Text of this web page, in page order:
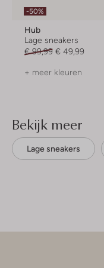
-50%
Hub
Lage sneakers
€ 99,99 € 49,99
+ meer kleuren
Bekijk meer
Lage sneakers